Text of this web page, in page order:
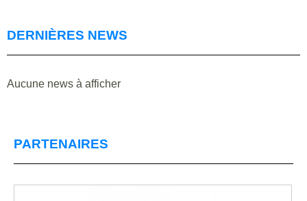
DERNIÈRES NEWS
Aucune news à afficher
PARTENAIRES